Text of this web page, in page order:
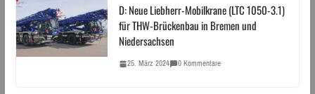
D: Neue Liebherr-Mobilkrane (LTC 1050-3.1)
für THW-Brückenbau in Bremen und
Niedersachsen
25. März 2024 0 Kommentare